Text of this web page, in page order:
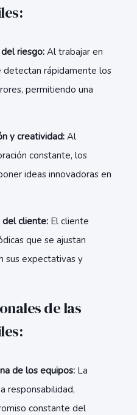
riesgo: Al trabajar en
detectan rápidamente los
permitiendo una
y creatividad: Al
constante, los
ideas innovadoras en
del cliente: El cliente
que se ajustan
sus expectativas y
de las
de los equipos: La
responsabilidad,
constante del